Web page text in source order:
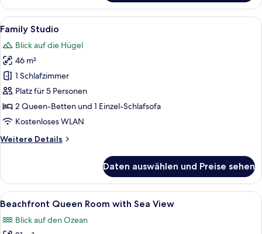
anzeigen
Beachfront
King
Suite
Pool
and
Sea
View
Alle
Fotos
für
Family
Studio
anzeigen
Ein geräumiger Raum mit
4
Family Studio
Blick auf die Hügel
46 m²
1 Schlafzimmer
Platz für 5 Personen
2 Queen-Betten und 1 Einzel-Schlafsofa
Kostenloses WLAN
Weitere Details
Weitere
Studio
Daten auswählen und Preise sehen
Alle
Fotos
für
Ein Balkon mit Steinboden, weißen
8
Beachfront Queen Room with Sea View
Blick auf den Ozean